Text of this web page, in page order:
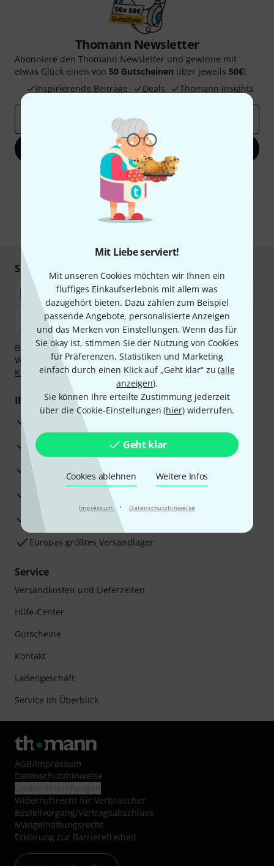
Mit Liebe serviert!
Mit unseren Cookies möchten wir Ihnen ein
fluffiges Einkaufserlebnis mit allem was
dazugehört bieten. Dazu zählen zum Beispiel
passende Angebote, personalisierte Anzeigen
und das Merken von Einstellungen. Wenn das für
Sie okay ist, stimmen Sie der Nutzung von Cookies
für Präferenzen, Statistiken und Marketing
einfach durch einen Klick auf „Geht klar“ zu (alle
anzeigen).
Sie können Ihre erteilte Zustimmung jederzeit
über die Cookie-Einstellungen (hier) widerrufen.
Geht klar
Cookies ablehnen Weitere Infos
Impressum · Datenschutzhinweise
Thomann Newsletter
Abonniere den Thomann Newsletter und gewinne mit
etwas Glück einen von 50 Gutscheinen über jeweils 50€!
Inspirierende Beiträge
Deals Thomann Insights
Jetzt anmelden
Mit Klick auf „Jetzt anmelden“ stimmen Sie dem Erhalt von E-Mail-
Werbung und einer Messung des E-Mail-Nutzungsverhaltens zu. Die
Abmeldung ist jederzeit möglich. Weitere Informationen finden Sie in
unserenDatenschutzhinweisen
* Pflichtfeld
Sicher einkaufen & bezahlen
Bezahlen Sie vertraulich und sicher per Nachnahme,
Vorkasse, PayPal, Amazon Pay,Klarna Sofort bezahlen
Klarna Ratenzahlungoder Kreditkarte.
Ihre Vorteile
3 Jahre Thomann Garantie
30 Tage Money-Back-Garantie
Beratung durch Fachexperten
Zufriedenheitsgarantie
Europas größtes Versandlager
Service
Versandkosten und Lieferzeiten
Hilfe-Center
Gutscheine
Kontakt
Ladengeschäft
Service im Überblick
AGB/Impressum
Datenschutzhinweise
Widerrufsrecht für Verbraucher
Bestellvorgang/Vertragsabschluss
Mängelhaftungsrecht
Erklärung zur Barrierefreiheit